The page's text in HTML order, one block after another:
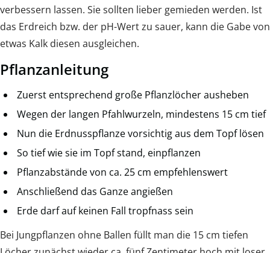
verbessern lassen. Sie sollten lieber gemieden werden. Ist
das Erdreich bzw. der pH-Wert zu sauer, kann die Gabe von
etwas Kalk diesen ausgleichen.
Pflanzanleitung
Zuerst entsprechend große Pflanzlöcher ausheben
Wegen der langen Pfahlwurzeln, mindestens 15 cm tief
Nun die Erdnusspflanze vorsichtig aus dem Topf lösen
So tief wie sie im Topf stand, einpflanzen
Pflanzabstände von ca. 25 cm empfehlenswert
Anschließend das Ganze angießen
Erde darf auf keinen Fall tropfnass sein
Bei Jungpflanzen ohne Ballen füllt man die 15 cm tiefen